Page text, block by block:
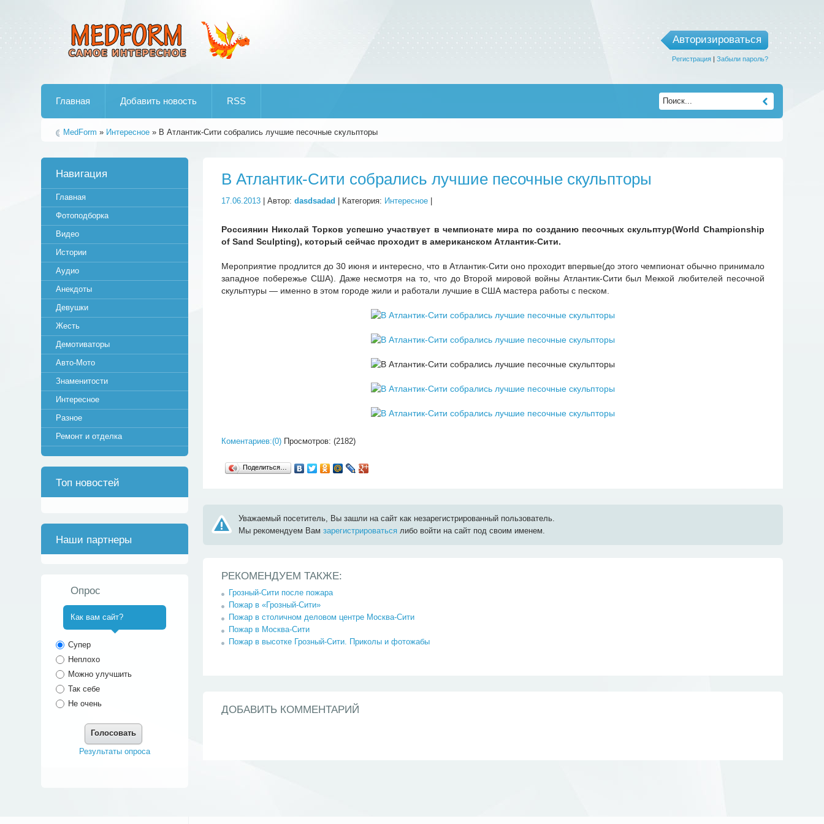
Авторизироваться
Регистрация| Забыли пароль?
Главная Добавить новость RSS
MedForm » Интересное » В Атлантик-Сити собрались лучшие песочные скульпторы
В Атлантик-Сити собрались лучшие песочные скульпторы
17.06.2013 | Автор:dasdsadad | Категория: Интересное
Россиянин Николай Торков успешно участвует в чемпионате мира по созданию песочных скульптур(World Championship
of Sand Sculpting), который сейчас проходит в американском Атлантик-Сити.
Мероприятие продлится до 30 июня и интересно, что в Атлантик-Сити оно проходит впервые(до этого чемпионат обычно принимало
западное побережье США). Даже несмотря на то, что до Второй мировой войны Атлантик-Сити был Меккой любителей песочной
скульптуры — именно в этом городе жили и работали лучшие в США мастера работы с песком.
Коментариев:(0) Просмотров: (2182)
Поделиться…
Уважаемый посетитель, Вы зашли на сайт как незарегистрированный пользователь.
Мы рекомендуем Вамзарегистрироваться либо войти на сайт под своим именем.
РЕКОМЕНДУЕМ ТАКЖЕ:
Грозный-Сити после пожара
Пожар в «Грозный-Сити»
Пожар в столичном деловом центре Москва-Сити
Пожар в Москва-Сити
Пожар в высотке Грозный-Сити. Приколы и фотожабы
ДОБАВИТЬ КОММЕНТАРИЙ
Навигация
Главная
Фотоподборка
Видео
Истории
Аудио
Анекдоты
Девушки
Жесть
Демотиваторы
Авто-Мото
Знаменитости
Интересное
Разное
Ремонт и отделка
Топ новостей
Наши партнеры
Опрос
Как вам сайт?
Супер
Неплохо
Можно улучшить
Так себе
Не очень
Голосовать
Результаты опроса